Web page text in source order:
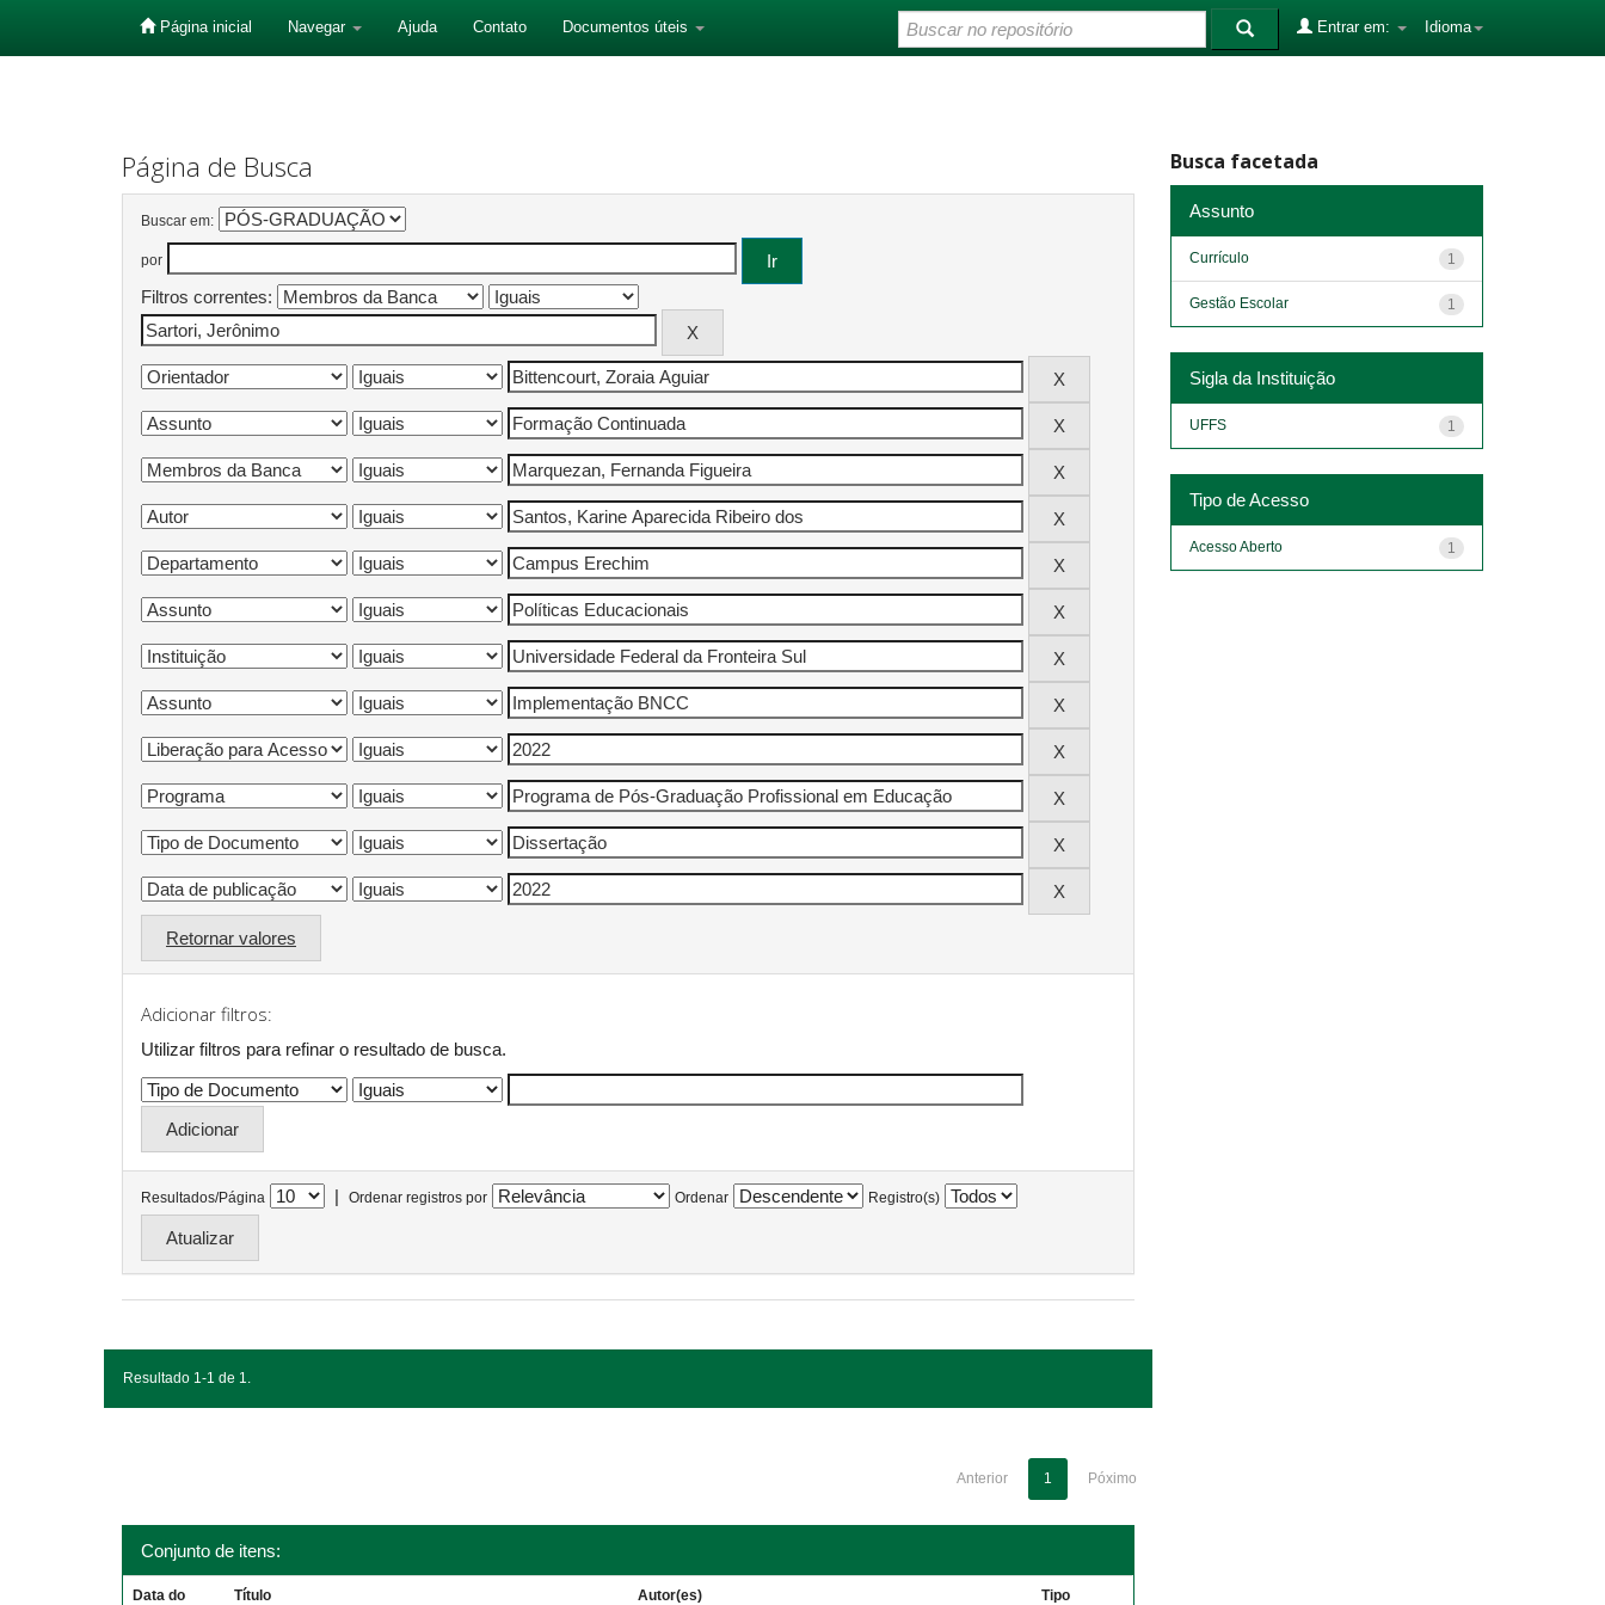
Página inicial Navegar Ajuda Contato Documentos úteis Idioma
Entrar em:
Página de Busca
Buscar em:
por
Filtros correntes:
Retornar valores
Adicionar filtros:
Utilizar filtros para refinar o resultado de busca.
Resultados/Página | Ordenar registros por Ordenar Registro(s)
Resultado 1-1 de 1.
Anterior 1 Póximo
Conjunto de itens:
Data do Título Autor(es) Tipo
Busca facetada
Assunto
1
Currículo
1
Gestão Escolar
Sigla da Instituição
1
UFFS
Tipo de Acesso
1
Acesso Aberto